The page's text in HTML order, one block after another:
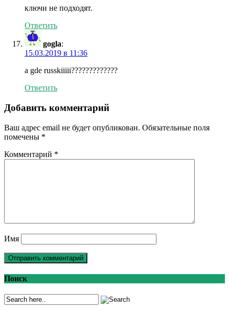
ключи не подходят.
Ответить
gogla:
15.03.2019 в 11:36
a gde russkiiiii?????????????
Ответить
Добавить комментарий
Ваш адрес email не будет опубликован. Обязательные поля
помечены *
Комментарий *
Имя
Поиск